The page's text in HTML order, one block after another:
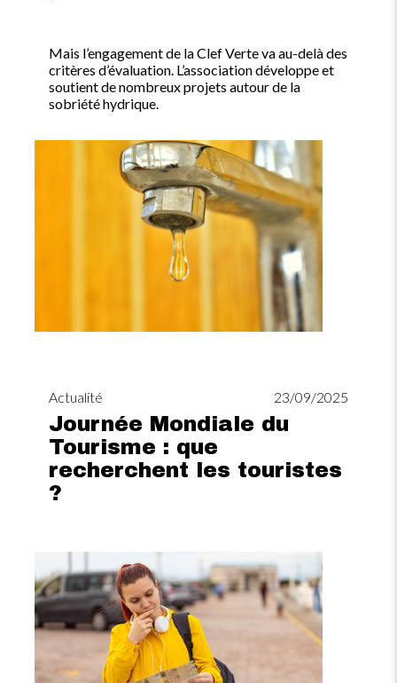
Mais l’engagement de la Clef Verte va au-delà des
critères d’évaluation. L’association développe et
soutient de nombreux projets autour de la
sobriété hydrique.
Actualité 23/09/2025
Journée Mondiale du
Tourisme : que
recherchent les touristes
?